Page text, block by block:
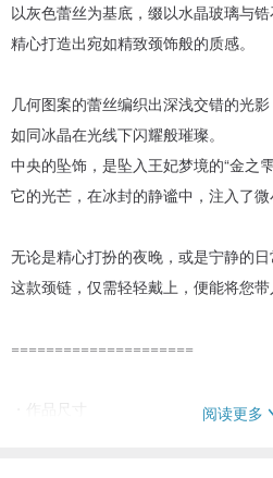
以灰色蕾丝为基底，缀以水晶玻璃与锆
精心打造出宛如精致颈饰般的质感。
几何图案的蕾丝编织出深浅交错的光影
如同冰晶在光线下闪耀般璀璨。
中央的坠饰，是坠入王妃梦境的“金之雫
它的光芒，在冰封的静谧中，注入了微
无论是精心打扮的夜晚，或是宁静的日
这款颈链，仅需轻轻戴上，便能将您带
=====================
・作品尺寸
阅读更多